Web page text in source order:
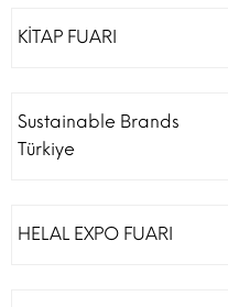
KİTAP FUARI
Sustainable Brands
Türkiye
HELAL EXPO FUARI